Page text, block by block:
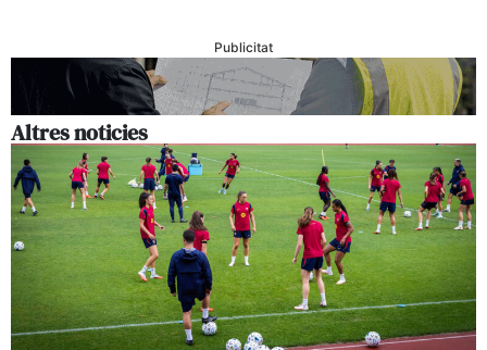
Publicitat
Altres noticies